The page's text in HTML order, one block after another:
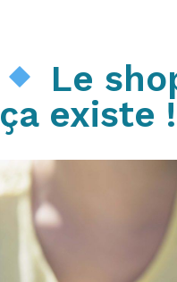
Le
ça existe !